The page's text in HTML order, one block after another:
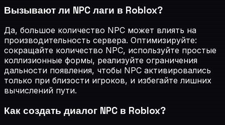
Вызывают ли NPC лаги в Roblox?
Да, большое количество NPC может влиять на
производительность сервера. Оптимизируйте:
сокращайте количество NPC, используйте простые
коллизионные формы, реализуйте ограничения
дальности появления, чтобы NPC активировались
только при близости игроков, и избегайте лишних
вычислений пути.
Как создать диалог NPC в Roblox?